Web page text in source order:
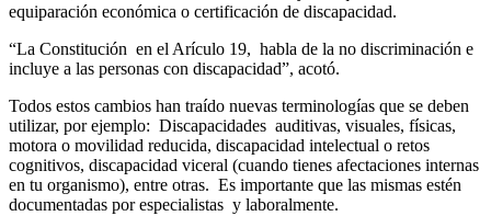
equiparación económica o certificación de discapacidad.
“La Constitución en el Arículo 19, habla de la no discriminación e
incluye a las personas con discapacidad”, acotó.
Todos estos cambios han traído nuevas terminologías que se deben
utilizar, por ejemplo: Discapacidades auditivas, visuales, físicas,
motora o movilidad reducida, discapacidad intelectual o retos
cognitivos, discapacidad viceral (cuando tienes afectaciones internas
en tu organismo), entre otras. Es importante que las mismas estén
documentadas por especialistas y laboralmente.